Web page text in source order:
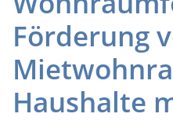
Förderung
Haushalte